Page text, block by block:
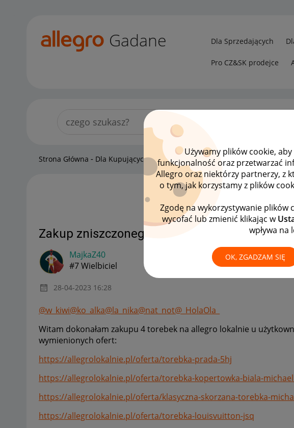
Używamy plików cookie,
funkcjonalność oraz przetwarzać
Allegro oraz niektórzy partnerzy, z
o tym, jak korzystamy z plików
Zgodę na wykorzystywanie plików
wycofać lub zmienić klikając w
wpływa
OK, ZGADZAM SIĘ
Gadane Dla Sprzedających
Pro CZ&SK prodejce
Strona Główna Dla Kupujących Kupujący o Allegro Lokalnie Zakup
Zakup zniszczonego towaru nieoryginalnego
MajkaZ40
#7 Wielbiciel
‎28-04-2023 16:28
@w_kiwi@ko_alka@la_nika@nat_not@_HolaOla_
Witam dokonałam zakupu 4 torebek na allegro lokalnie u
wymienionych ofert:
https://allegrolokalnie.pl/oferta/torebka-prada-5hj
https://allegrolokalnie.pl/oferta/torebka-kopertowka-biala-
https://allegrolokalnie.pl/oferta/klasyczna-skorzana-torebka-
https://allegrolokalnie.pl/oferta/torebka-louisvuitton-jsq
LISTA TEMATÓW